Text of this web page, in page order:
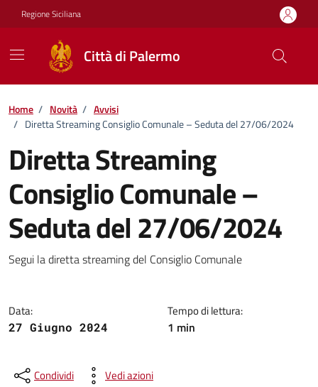
Vai ai contenuti
Vai al footer
Regione Siciliana
Città di Palermo
Home / Novità / Avvisi
/ Diretta Streaming Consiglio Comunale – Seduta del 27/06/2024
Diretta Streaming
Consiglio Comunale –
Seduta del 27/06/2024
Dettagli della notizia
Segui la diretta streaming del Consiglio Comunale
Data:
27 Giugno 2024
Tempo di lettura:
1 min
Condividi Vedi azioni